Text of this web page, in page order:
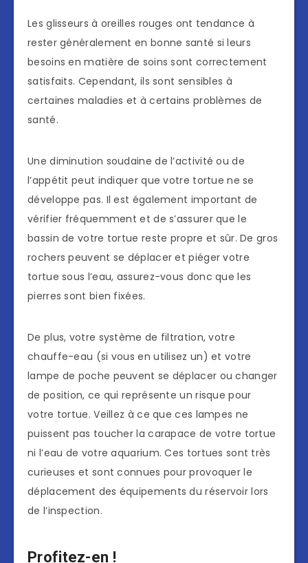
Les glisseurs à oreilles rouges ont tendance à
rester généralement en bonne santé si leurs
besoins en matière de soins sont correctement
satisfaits. Cependant, ils sont sensibles à
certaines maladies et à certains problèmes de
santé.
Une diminution soudaine de l’activité ou de
l’appétit peut indiquer que votre tortue ne se
développe pas. Il est également important de
vérifier fréquemment et de s’assurer que le
bassin de votre tortue reste propre et sûr. De gros
rochers peuvent se déplacer et piéger votre
tortue sous l’eau, assurez-vous donc que les
pierres sont bien fixées.
De plus, votre système de filtration, votre
chauffe-eau (si vous en utilisez un) et votre
lampe de poche peuvent se déplacer ou changer
de position, ce qui représente un risque pour
votre tortue. Veillez à ce que ces lampes ne
puissent pas toucher la carapace de votre tortue
ni l’eau de votre aquarium. Ces tortues sont très
curieuses et sont connues pour provoquer le
déplacement des équipements du réservoir lors
de l’inspection.
Profitez-en !